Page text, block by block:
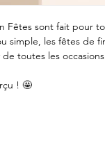
Fêtes sont fait pour
simple, les fêtes de
toutes les
! 🤩